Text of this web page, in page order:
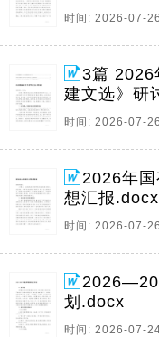
时间: 2026-07-
3篇 2026
建文选》研
时间: 2026-07-
2026年
想汇报.docx
时间: 2026-07-
划.docx
时间: 2026-07-